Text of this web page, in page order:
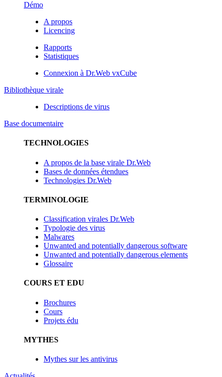
Démo
A propos
Licencing
Rapports
Statistiques
Connexion à Dr.Web vxCube
Bibliothèque virale
Descriptions de virus
Base documentaire
TECHNOLOGIES
A propos de la base virale Dr.Web
Bases de données étendues
Technologies Dr.Web
TERMINOLOGIE
Classification virales Dr.Web
Typologie des virus
Malwares
Unwanted and potentially dangerous software
Unwanted and potentially dangerous elements
Glossaire
COURS ET EDU
Brochures
Cours
Projets édu
MYTHES
Mythes sur les antivirus